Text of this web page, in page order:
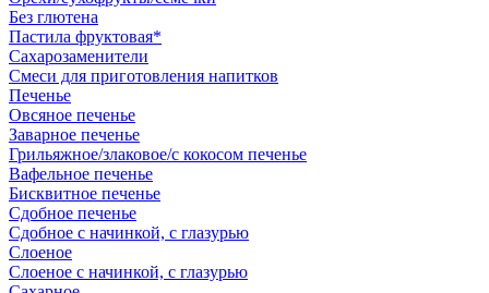
Без глютена
Пастила фруктовая*
Сахарозаменители
Смеси для приготовления напитков
Печенье
Овсяное печенье
Заварное печенье
Грильяжное/злаковое/с кокосом печенье
Вафельное печенье
Бисквитное печенье
Сдобное печенье
Сдобное с начинкой, с глазурью
Слоеное
Слоеное с начинкой, с глазурью